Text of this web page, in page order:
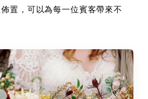
置，可以為每一位賓客帶來不